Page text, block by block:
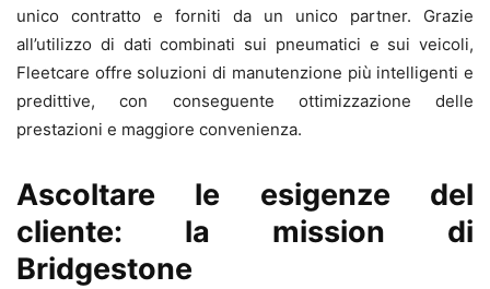
unico contratto e forniti da un unico partner. Grazie
all’utilizzo di dati combinati sui pneumatici e sui veicoli,
Fleetcare offre soluzioni di manutenzione più intelligenti e
predittive, con conseguente ottimizzazione delle
prestazioni e maggiore convenienza.
Ascoltare le esigenze del
cliente: la mission di
Bridgestone